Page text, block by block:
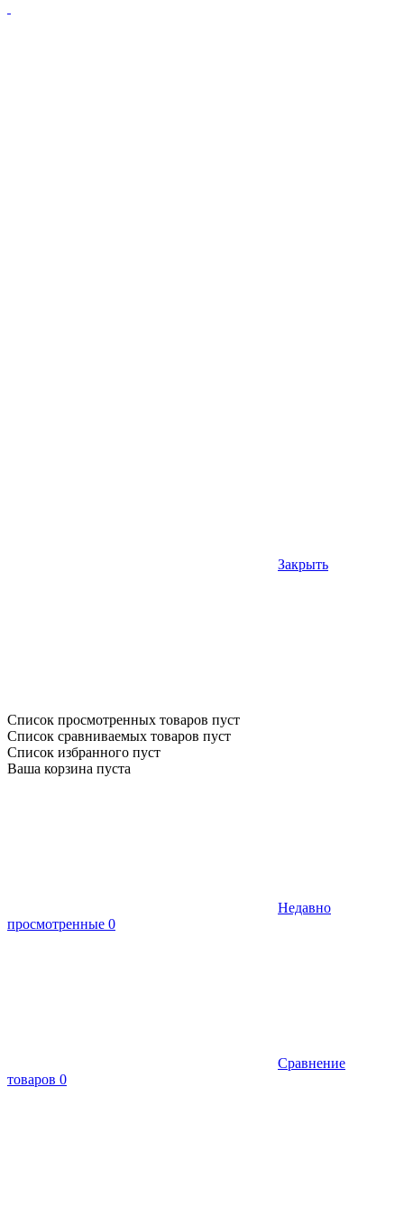
Закрыть
Список просмотренных товаров пуст
Список сравниваемых товаров пуст
Список избранного пуст
Ваша корзина пуста
Недавно
просмотренные 0
Сравнение
товаров 0